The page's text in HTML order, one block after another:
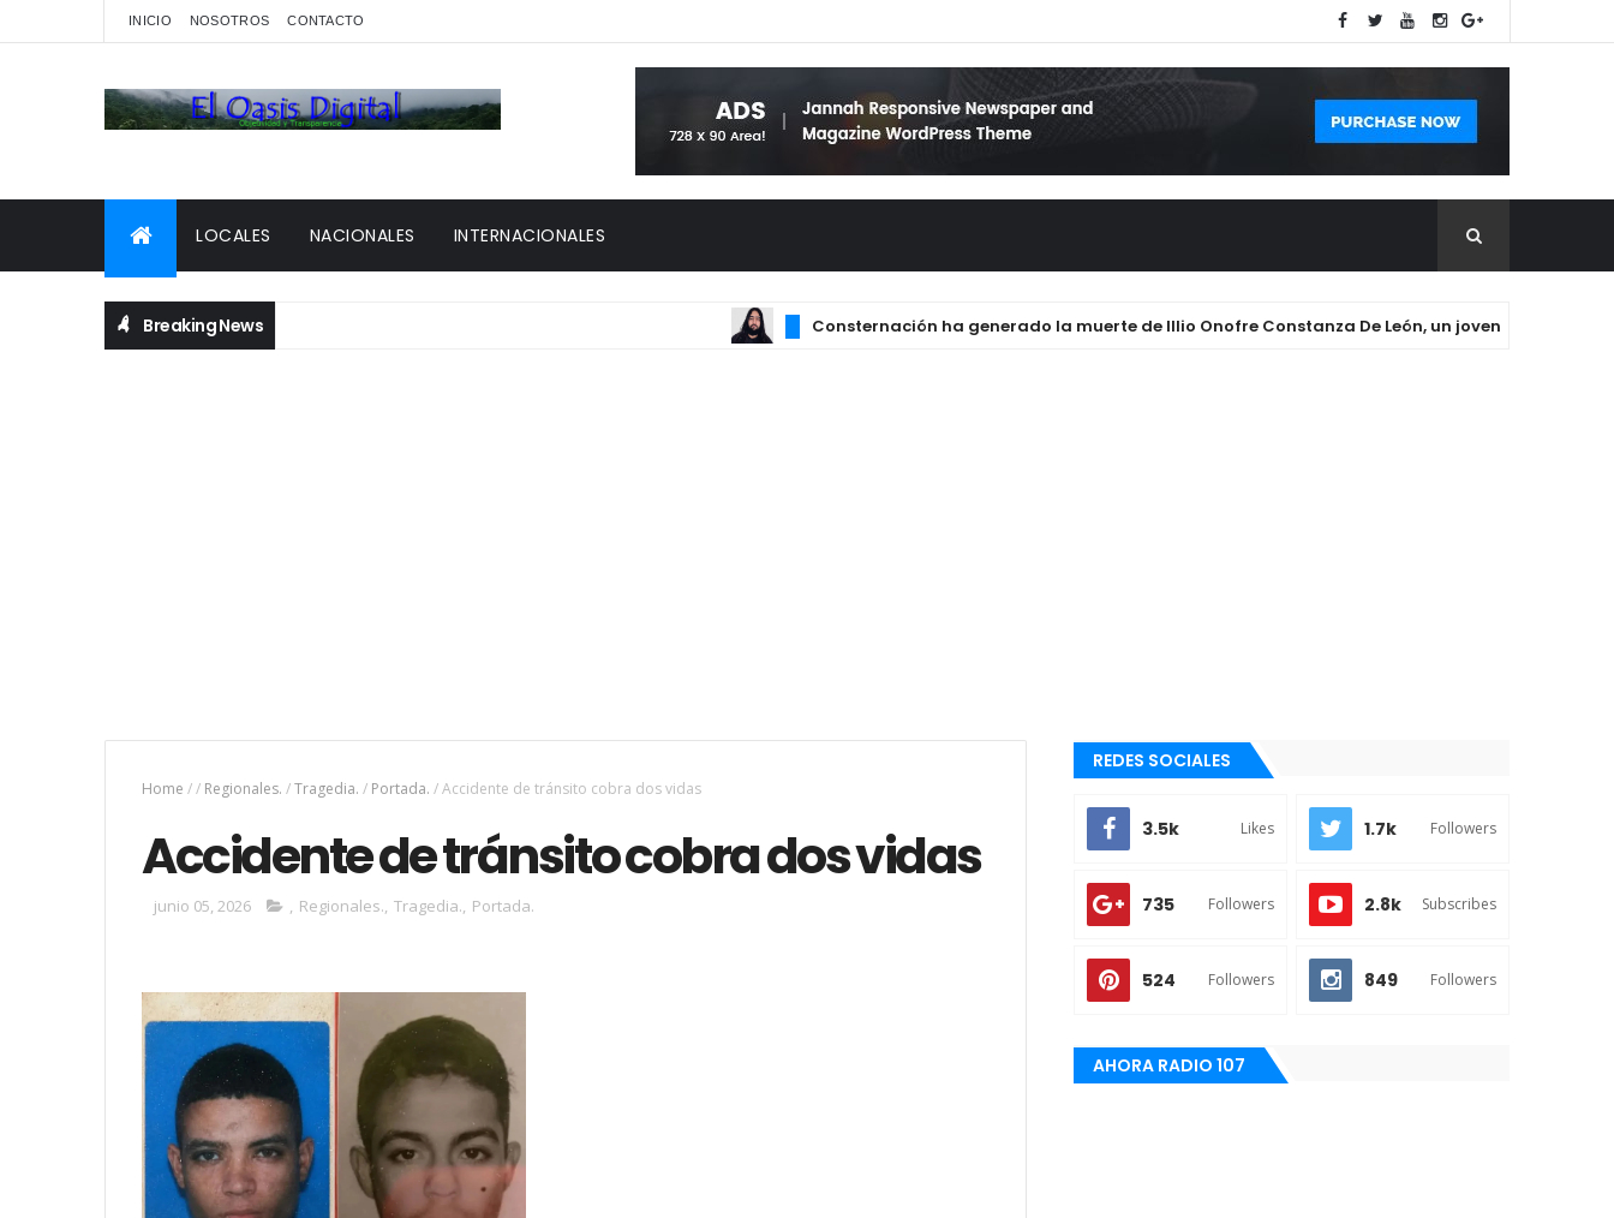
INICIO NOSOTROS CONTACTO
LOCALES NACIONALES INTERNACIONALES
Breaking News Consternación ha generado la muerte de Illio Onofre Constanza De León, un joven de 22 años
Home // Regionales. /Tragedia. / Portada. /Accidente de tránsito cobra dos vidas
Accidente de tránsito cobra dos vidas
junio 05, 2026 , Regionales., Tragedia., Portada.
REDES SOCIALES
3.5k Likes 1.7k Followers
735 Followers 2.8k Subscribes
524 Followers 849 Followers
AHORA RADIO 107